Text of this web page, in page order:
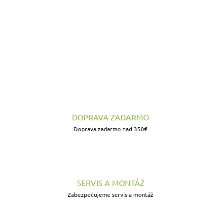
DOPRAVA ZADARMO
Doprava zadarmo nad 350€
SERVIS A MONTÁŽ
Zabezpečujeme servis a montáž